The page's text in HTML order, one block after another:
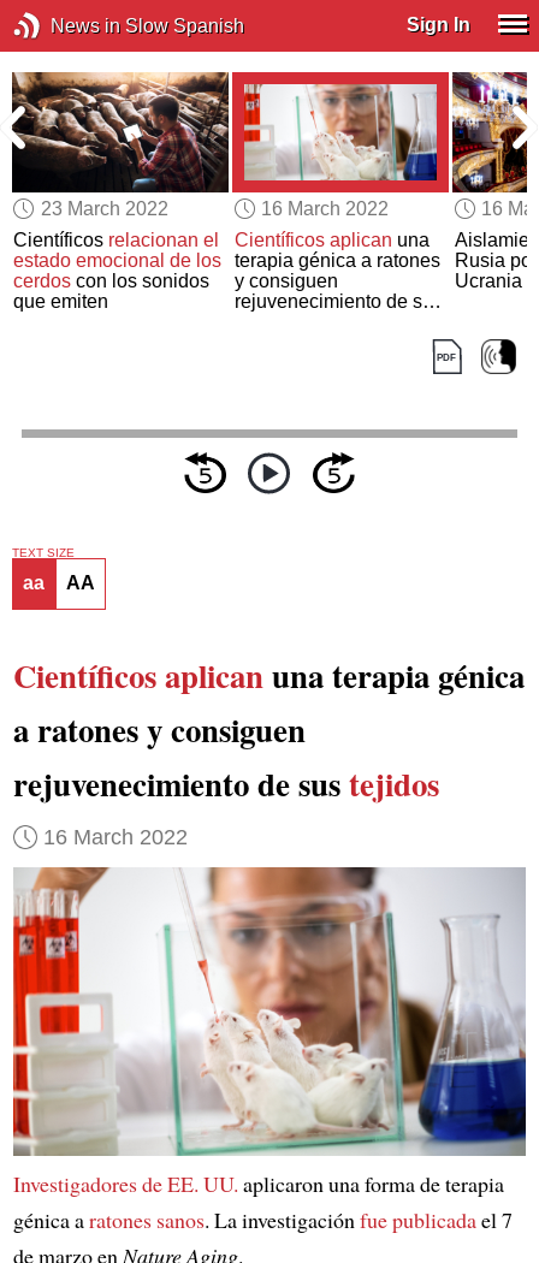
News in Slow Spanish Sign In
23 March 2022
Científicos relacionan el
estado emocional de los
cerdos con los sonidos
que emiten
16 March 2022
Científicos aplican una
terapia génica a ratones
y consiguen
rejuvenecimiento de sus
16
Rusia
Ucrania
TEXT SIZE
aa AA
Científicos aplicanuna terapia génica
a ratones y consiguen
rejuvenecimiento de sustejidos
16 March 2022
Investigadores de EE. UU. aplicaron una forma de terapia
génica aratones sanos. La investigaciónfue publicadael 7
de marzo enNature Aging.